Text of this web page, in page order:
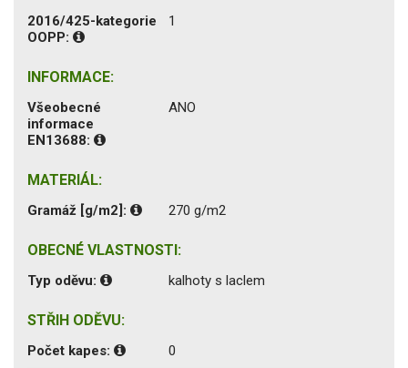
2016/425-kategorie
OOPP:
1
INFORMACE:
Všeobecné
informace
EN13688:
ANO
MATERIÁL:
Gramáž [g/m2]: 270 g/m2
OBECNÉ VLASTNOSTI:
Typ oděvu: kalhoty s laclem
STŘIH ODĚVU:
Počet kapes: 0